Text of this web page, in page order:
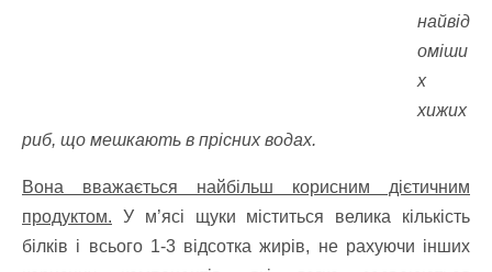
найвід
оміши
х
хижих
риб, що мешкають в прісних водах.
Вона вважається найбільш корисним дієтичним
продуктом. У м’ясі щуки міститься велика кількість
білків і всього 1-3 відсотка жирів, не рахуючи інших